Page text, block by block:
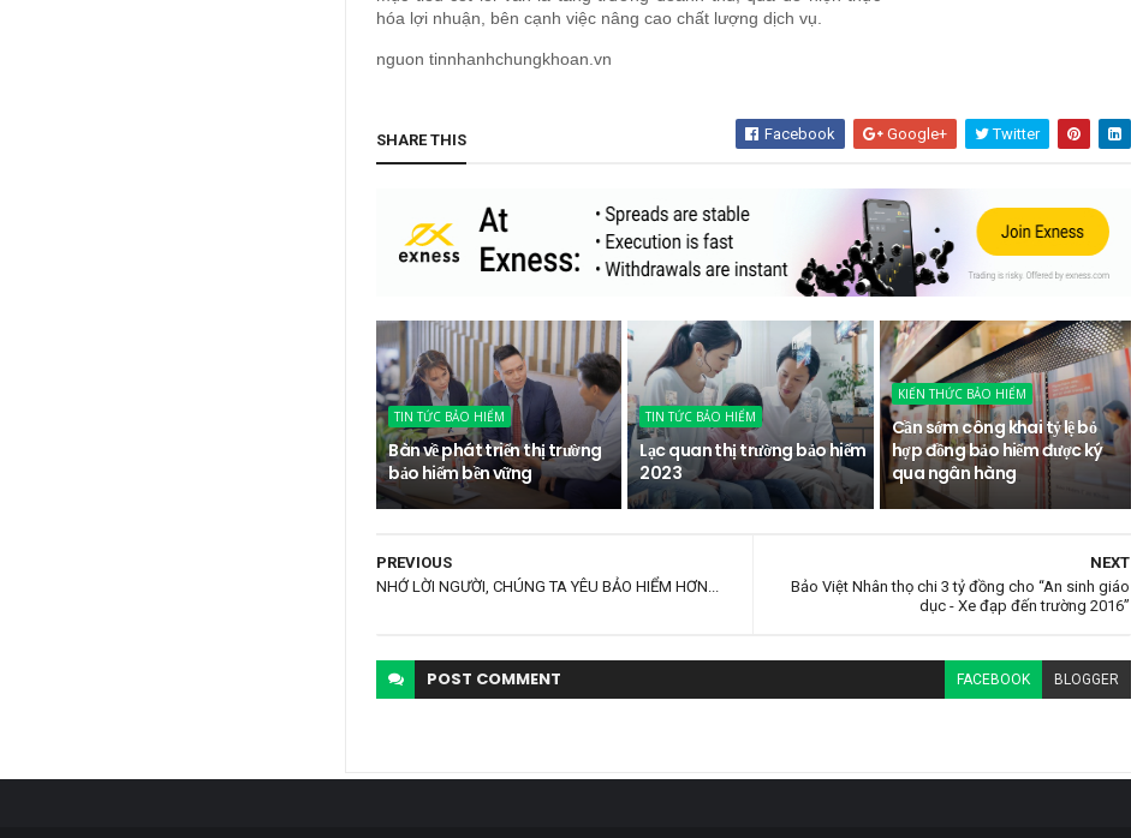
hóa lợi nhuận, bên cạnh việc nâng cao chất lượng dịch vụ.
nguon tinnhanhchungkhoan.vn
SHARE THIS Facebook Google+ Twitter
TIN TỨC BẢO HIỂM
Bàn về phát triển thị trường
bảo hiểm bền vững
TIN TỨC BẢO HIỂM
Lạc quan thị trường bảo hiểm
2023
KIẾN THỨC BẢO HIỂM
Cần sớm công khai tỷ lệ bỏ
hợp đồng bảo hiểm được ký
qua ngân hàng
NEXT
Bảo Việt Nhân thọ chi 3 tỷ đồng cho “An sinh giáo
dục - Xe đạp đến trường 2016”
PREVIOUS
NHỚ LỜI NGƯỜI, CHÚNG TA YÊU BẢO HIỂM HƠN...
POST COMMENT FACEBOOK BLOGGER